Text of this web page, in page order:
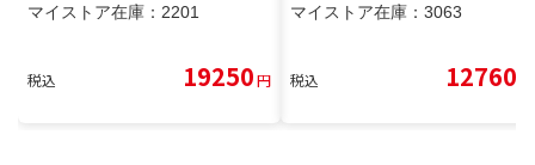
マイストア在庫： 2201
税込 19250円
マイストア在庫： 3063
税込 12760